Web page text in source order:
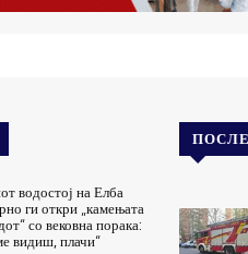
водостој на Елба
ги откри „камењата
со вековна порака:
видиш, плачи“